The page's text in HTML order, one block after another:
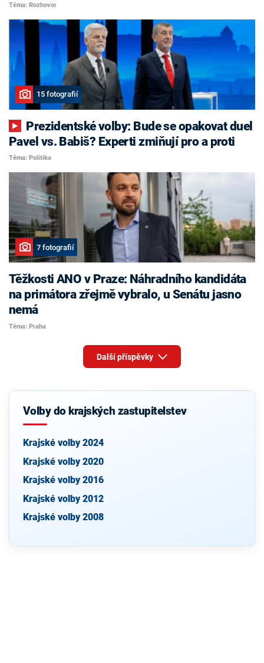
Téma: Rozhovor
15 fotografií
Pavel vs. Babiš? Experti zmiňují pro a proti
Téma: Politika
7 fotografií
Těžkosti ANO v Praze: Náhradního kandidáta
na primátora zřejmě vybralo, u Senátu jasno
nemá
Téma: Praha
Další příspěvky
Volby do krajských zastupitelstev
Krajské volby 2024
Krajské volby 2020
Krajské volby 2016
Krajské volby 2012
Krajské volby 2008